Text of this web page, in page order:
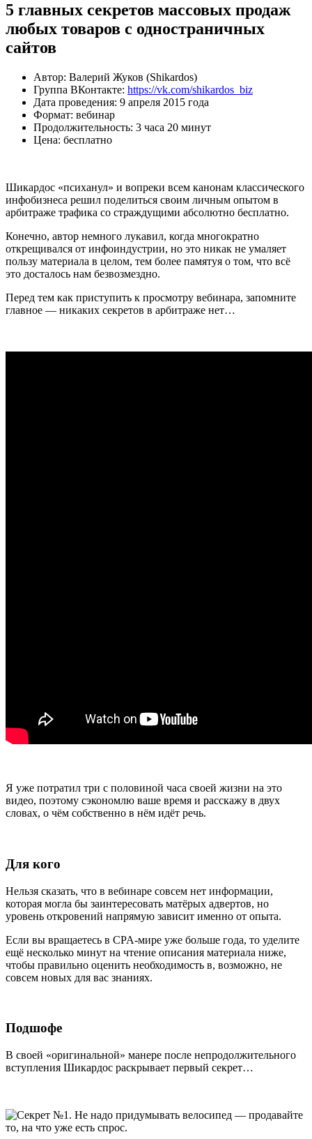
5 главных секретов массовых продаж
любых товаров с одностраничных
сайтов
Автор: Валерий Жуков (Shikardos)
Группа ВКонтакте: https://vk.com/shikardos_biz
Дата проведения: 9 апреля 2015 года
Формат: вебинар
Продолжительность: 3 часа 20 минут
Цена: бесплатно
Шикардос «психанул» и вопреки всем канонам классического
инфобизнеса решил поделиться своим личным опытом в
арбитраже трафика со страждущими абсолютно бесплатно.
Конечно, автор немного лукавил, когда многократно
открещивался от инфоиндустрии, но это никак не умаляет
пользу материала в целом, тем более памятуя о том, что всё
это досталось нам безвозмездно.
Перед тем как приступить к просмотру вебинара, запомните
главное — никаких секретов в арбитраже нет…
Я уже потратил три с половиной часа своей жизни на это
видео, поэтому сэкономлю ваше время и расскажу в двух
словах, о чём собственно в нём идёт речь.
Для кого
Нельзя сказать, что в вебинаре совсем нет информации,
которая могла бы заинтересовать матёрых адвертов, но
уровень откровений напрямую зависит именно от опыта.
Если вы вращаетесь в CPA-мире уже больше года, то уделите
ещё несколько минут на чтение описания материала ниже,
чтобы правильно оценить необходимость в, возможно, не
совсем новых для вас знаниях.
Подшофе
В своей «оригинальной» манере после непродолжительного
вступления Шикардос раскрывает первый секрет…